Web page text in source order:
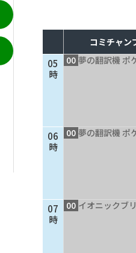
コミチャン
05
時
06
時
07
時
00 夢の翻訳機 ポ
00 夢の翻訳機 ポ
00 イオニックブ